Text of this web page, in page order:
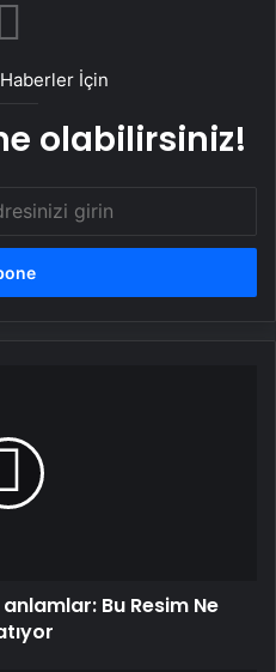
İçin
olabilirsiniz!
Bu Resim Ne